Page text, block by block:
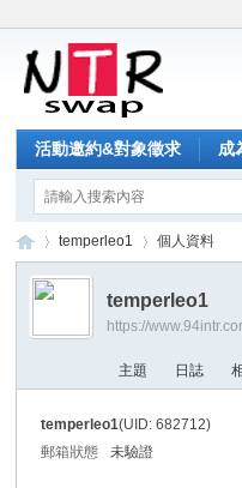
活動邀約&對象徵求 成
NT›
temperleo1 個人資料
temperleo1
https://
主題 日誌
temperleo1(UID: 682712)
郵箱狀態
未驗證